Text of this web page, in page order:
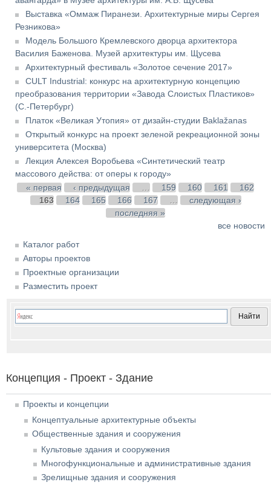
Выставка «Оммаж Пиранези. Архитектурные миры Сергея
Резникова»
Модель Большого Кремлевского дворца архитектора
Василия Баженова. Музей архитектуры им. Щусева
Архитектурный фестиваль «Золотое сечение 2017»
CULT Industrial: конкурс на архитектурную концепцию
преобразования территории «Завода Слоистых Пластиков»
(С.-Петербург)
Платок «Великая Утопия» от дизайн-студии Baklažanas
Открытый конкурс на проект зеленой рекреационной зоны
университета (Москва)
Лекция Алексея Воробьева «Синтетический театр
массового действа: от оперы к городу»
Страницы
« первая ‹ предыдущая 159 160 161
162
163
164 165 166 167
следующая ›
последняя »
все новости
Каталог работ
Авторы проектов
Проектные организации
Разместить проект
Концепция - Проект - Здание
Проекты и концепции
Концептуальные архитектурные объекты
Общественные здания и сооружения
Культовые здания и сооружения
Многофункциональные и административные здания
Зрелищные здания и сооружения